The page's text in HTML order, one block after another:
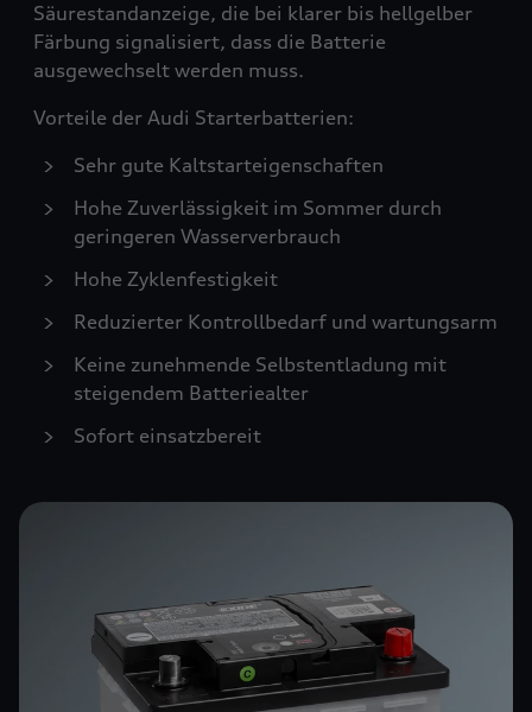
Säurestandanzeige, die bei klarer bis hellgelber
Färbung signalisiert, dass die Batterie
ausgewechselt werden muss.
Vorteile der Audi Starterbatterien:
Sehr gute Kaltstarteigenschaften
Hohe Zuverlässigkeit im Sommer durch
geringeren Wasserverbrauch
Hohe Zyklenfestigkeit
Reduzierter Kontrollbedarf und wartungsarm
Keine zunehmende Selbstentladung mit
steigendem Batteriealter
Sofort einsatzbereit